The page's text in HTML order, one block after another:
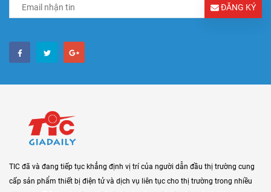
ĐĂNG KÝ
TIC đã và đang tiếp tục khẳng định vị trí của người dẫn đầu thị trường cung
cấp sản phẩm thiết bị điện tử và dịch vụ liên tục cho thị trường trong nhiều